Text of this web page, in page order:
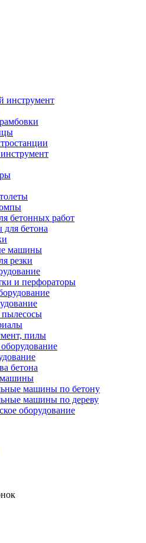
инструмент
бетонных работ
бетона
машины
резки
и перфораторы
пилы
бетона
машины по бетону
машины по дереву
оборудование